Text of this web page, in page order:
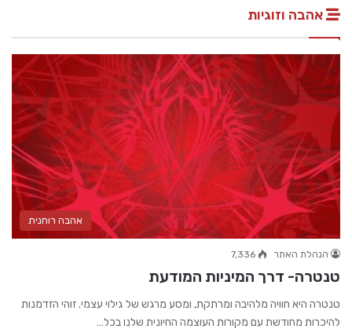
אהבה וזוגיות
אהבה רוחנית
הנהלת האתר 7,336
טנטרה- דרך המיניות המודעת
טנטרה היא חוויה מלהיבה ומרתקת, ומסע מרגש של גילוי עצמי. זוהי הזדמנות
להיכרות מחודשת עם מקורות העוצמה החיונית שלנו בכל…